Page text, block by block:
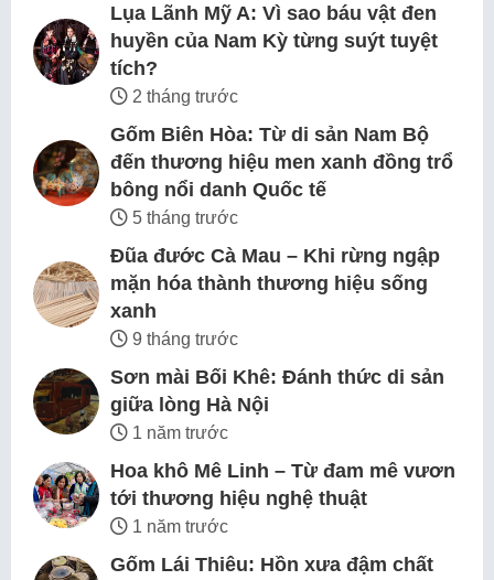
Lụa Lãnh Mỹ A: Vì sao báu vật đen
huyền của Nam Kỳ từng suýt tuyệt
tích?
2 tháng trước
Gốm Biên Hòa: Từ di sản Nam Bộ
đến thương hiệu men xanh đồng trổ
bông nổi danh Quốc tế
5 tháng trước
Đũa đước Cà Mau – Khi rừng ngập
mặn hóa thành thương hiệu sống
xanh
9 tháng trước
Sơn mài Bối Khê: Đánh thức di sản
giữa lòng Hà Nội
1 năm trước
Hoa khô Mê Linh – Từ đam mê vươn
tới thương hiệu nghệ thuật
1 năm trước
Gốm Lái Thiêu: Hồn xưa đậm chất